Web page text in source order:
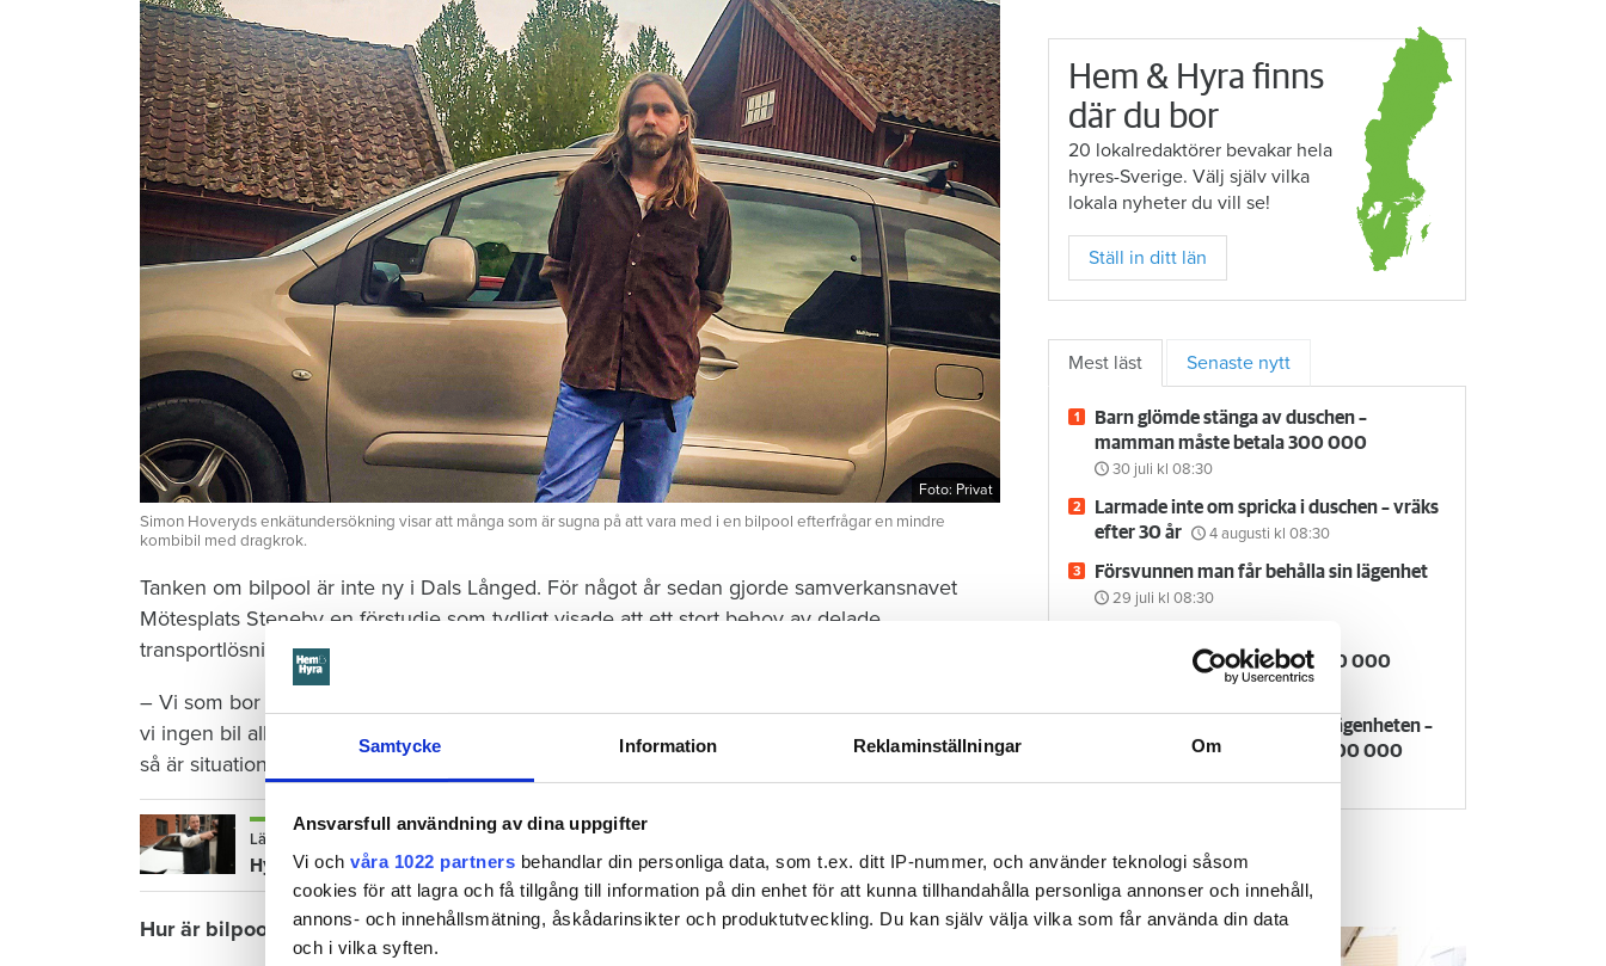
Samtycke Information Reklaminställningar Om
Ansvarsfull användning av dina uppgifter
Vi och våra 1022 partners behandlar din personliga data, som t.ex. ditt IP-nummer, och använder teknologi såsom
cookies för att lagra och få tillgång till information på din enhet för att kunna tillhandahålla personliga annonser och innehåll,
annons- och innehållsmätning, åskådarinsikter och produktutveckling. Du kan själv välja vilka som får använda din data
och i vilka syften.
Foto: Privat
Simon Hoveryds enkätundersökning visar att många som är sugna på att vara med i en bilpool efterfrågar en mindre
kombibil med dragkrok.
Tanken om bilpool är inte ny i Dals Långed. För något år sedan gjorde samverkansnavet
Mötesplats Steneby en förstudie som tydligt visade att ett stort behov av delade
transportlösningar.
– Vi som bor här är bilberoende. Vår familj har i dag två bilar. Flera dagar i veckan behöver
vi ingen bil alls. Ibland behöver vi båda två. Men väldigt ofta står minst en av dem stilla. Och
så är situationen för många familjer här, säger Simon Hovemyr.
Läs också
Hyresvärdar öppna för bilpooler - men intresset svagt utanför storstäderna
Hur är bilpoolen allmännyttig?
Hem & Hyra finns
där du bor
20 lokalredaktörer bevakar hela
hyres-Sverige. Välj själv vilka
lokala nyheter du vill se!
Ställ in ditt län
Mest läst Senaste nytt
Barn glömde stänga av duschen –
mamman måste betala 300 000
30 juli kl 08:30
Larmade inte om spricka i duschen – vräks
efter 30 år
4 augusti kl 08:30
Försvunnen man får behålla sin lägenhet
29 juli kl 08:30
vräkningsbeslut – får betala 50 000
Rökte inomhus och övergav lägenheten –
nu kräver värden honom på 100 000
Hem & Hyra TV